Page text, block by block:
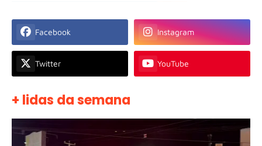
Facebook Instagram
Twitter YouTube
+ lidas da semana